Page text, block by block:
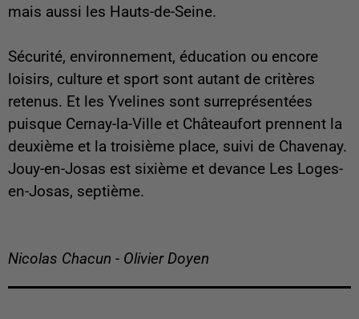
mais aussi les Hauts-de-Seine.
Sécurité, environnement, éducation ou encore
loisirs, culture et sport sont autant de critères
retenus. Et les Yvelines sont surreprésentées
puisque Cernay-la-Ville et Châteaufort prennent la
deuxième et la troisième place, suivi de Chavenay.
Jouy-en-Josas est sixième et devance Les Loges-
en-Josas, septième.
Nicolas Chacun - Olivier Doyen